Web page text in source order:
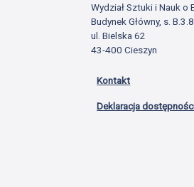
Wydział Sztuki i Nauk o
Budynek Główny, s. B.3.8
ul. Bielska 62
43-400 Cieszyn
Kontakt
Deklaracja